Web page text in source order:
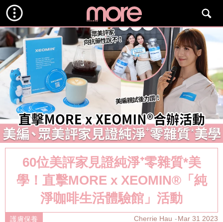
60位美評家見證純淨⁺零雜質*美
學！直擊MORE x XEOMIN®「純
淨咖啡生活體驗館」活動
護膚保養 Cherrie Hau Mar 31 2023